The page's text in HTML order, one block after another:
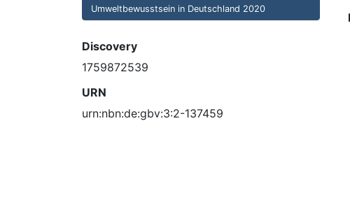
Umweltbewusstsein in Deutschland 2020
Discovery
1759872539
URN
urn:nbn:de:gbv:3:2-137459